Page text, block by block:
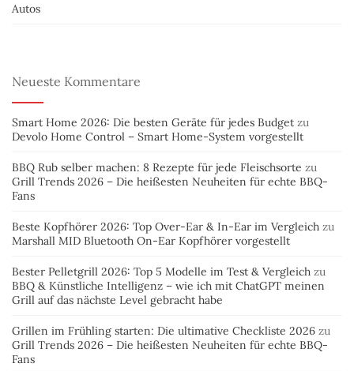
Autos
Neueste Kommentare
Smart Home 2026: Die besten Geräte für jedes Budget zu
Devolo Home Control – Smart Home-System vorgestellt
BBQ Rub selber machen: 8 Rezepte für jede Fleischsorte zu
Grill Trends 2026 – Die heißesten Neuheiten für echte BBQ-
Fans
Beste Kopfhörer 2026: Top Over-Ear & In-Ear im Vergleich zu
Marshall MID Bluetooth On-Ear Kopfhörer vorgestellt
Bester Pelletgrill 2026: Top 5 Modelle im Test & Vergleich zu
BBQ & Künstliche Intelligenz – wie ich mit ChatGPT meinen
Grill auf das nächste Level gebracht habe
Grillen im Frühling starten: Die ultimative Checkliste 2026 zu
Grill Trends 2026 – Die heißesten Neuheiten für echte BBQ-
Fans